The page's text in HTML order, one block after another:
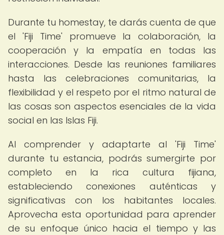
Durante tu homestay, te darás cuenta de que
el 'Fiji Time' promueve la colaboración, la
cooperación y la empatía en todas las
interacciones. Desde las reuniones familiares
hasta las celebraciones comunitarias, la
flexibilidad y el respeto por el ritmo natural de
las cosas son aspectos esenciales de la vida
social en las Islas Fiji.
Al comprender y adaptarte al 'Fiji Time'
durante tu estancia, podrás sumergirte por
completo en la rica cultura fijiana,
estableciendo conexiones auténticas y
significativas con los habitantes locales.
Aprovecha esta oportunidad para aprender
de su enfoque único hacia el tiempo y las